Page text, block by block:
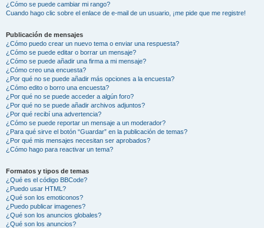
¿Cómo se puede cambiar mi rango?
Cuando hago clic sobre el enlace de e-mail de un usuario, ¡me pide que me registre!
Publicación de mensajes
¿Cómo puedo crear un nuevo tema o enviar una respuesta?
¿Cómo se puede editar o borrar un mensaje?
¿Cómo se puede añadir una firma a mi mensaje?
¿Cómo creo una encuesta?
¿Por qué no se puede añadir más opciones a la encuesta?
¿Cómo edito o borro una encuesta?
¿Por qué no se puede acceder a algún foro?
¿Por qué no se puede añadir archivos adjuntos?
¿Por qué recibí una advertencia?
¿Cómo se puede reportar un mensaje a un moderador?
¿Para qué sirve el botón “Guardar” en la publicación de temas?
¿Por qué mis mensajes necesitan ser aprobados?
¿Cómo hago para reactivar un tema?
Formatos y tipos de temas
¿Qué es el código BBCode?
¿Puedo usar HTML?
¿Qué son los emoticonos?
¿Puedo publicar imagenes?
¿Qué son los anuncios globales?
¿Qué son los anuncios?